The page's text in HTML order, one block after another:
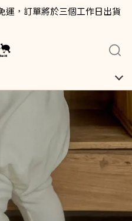
運，訂單將於三個工作日出貨